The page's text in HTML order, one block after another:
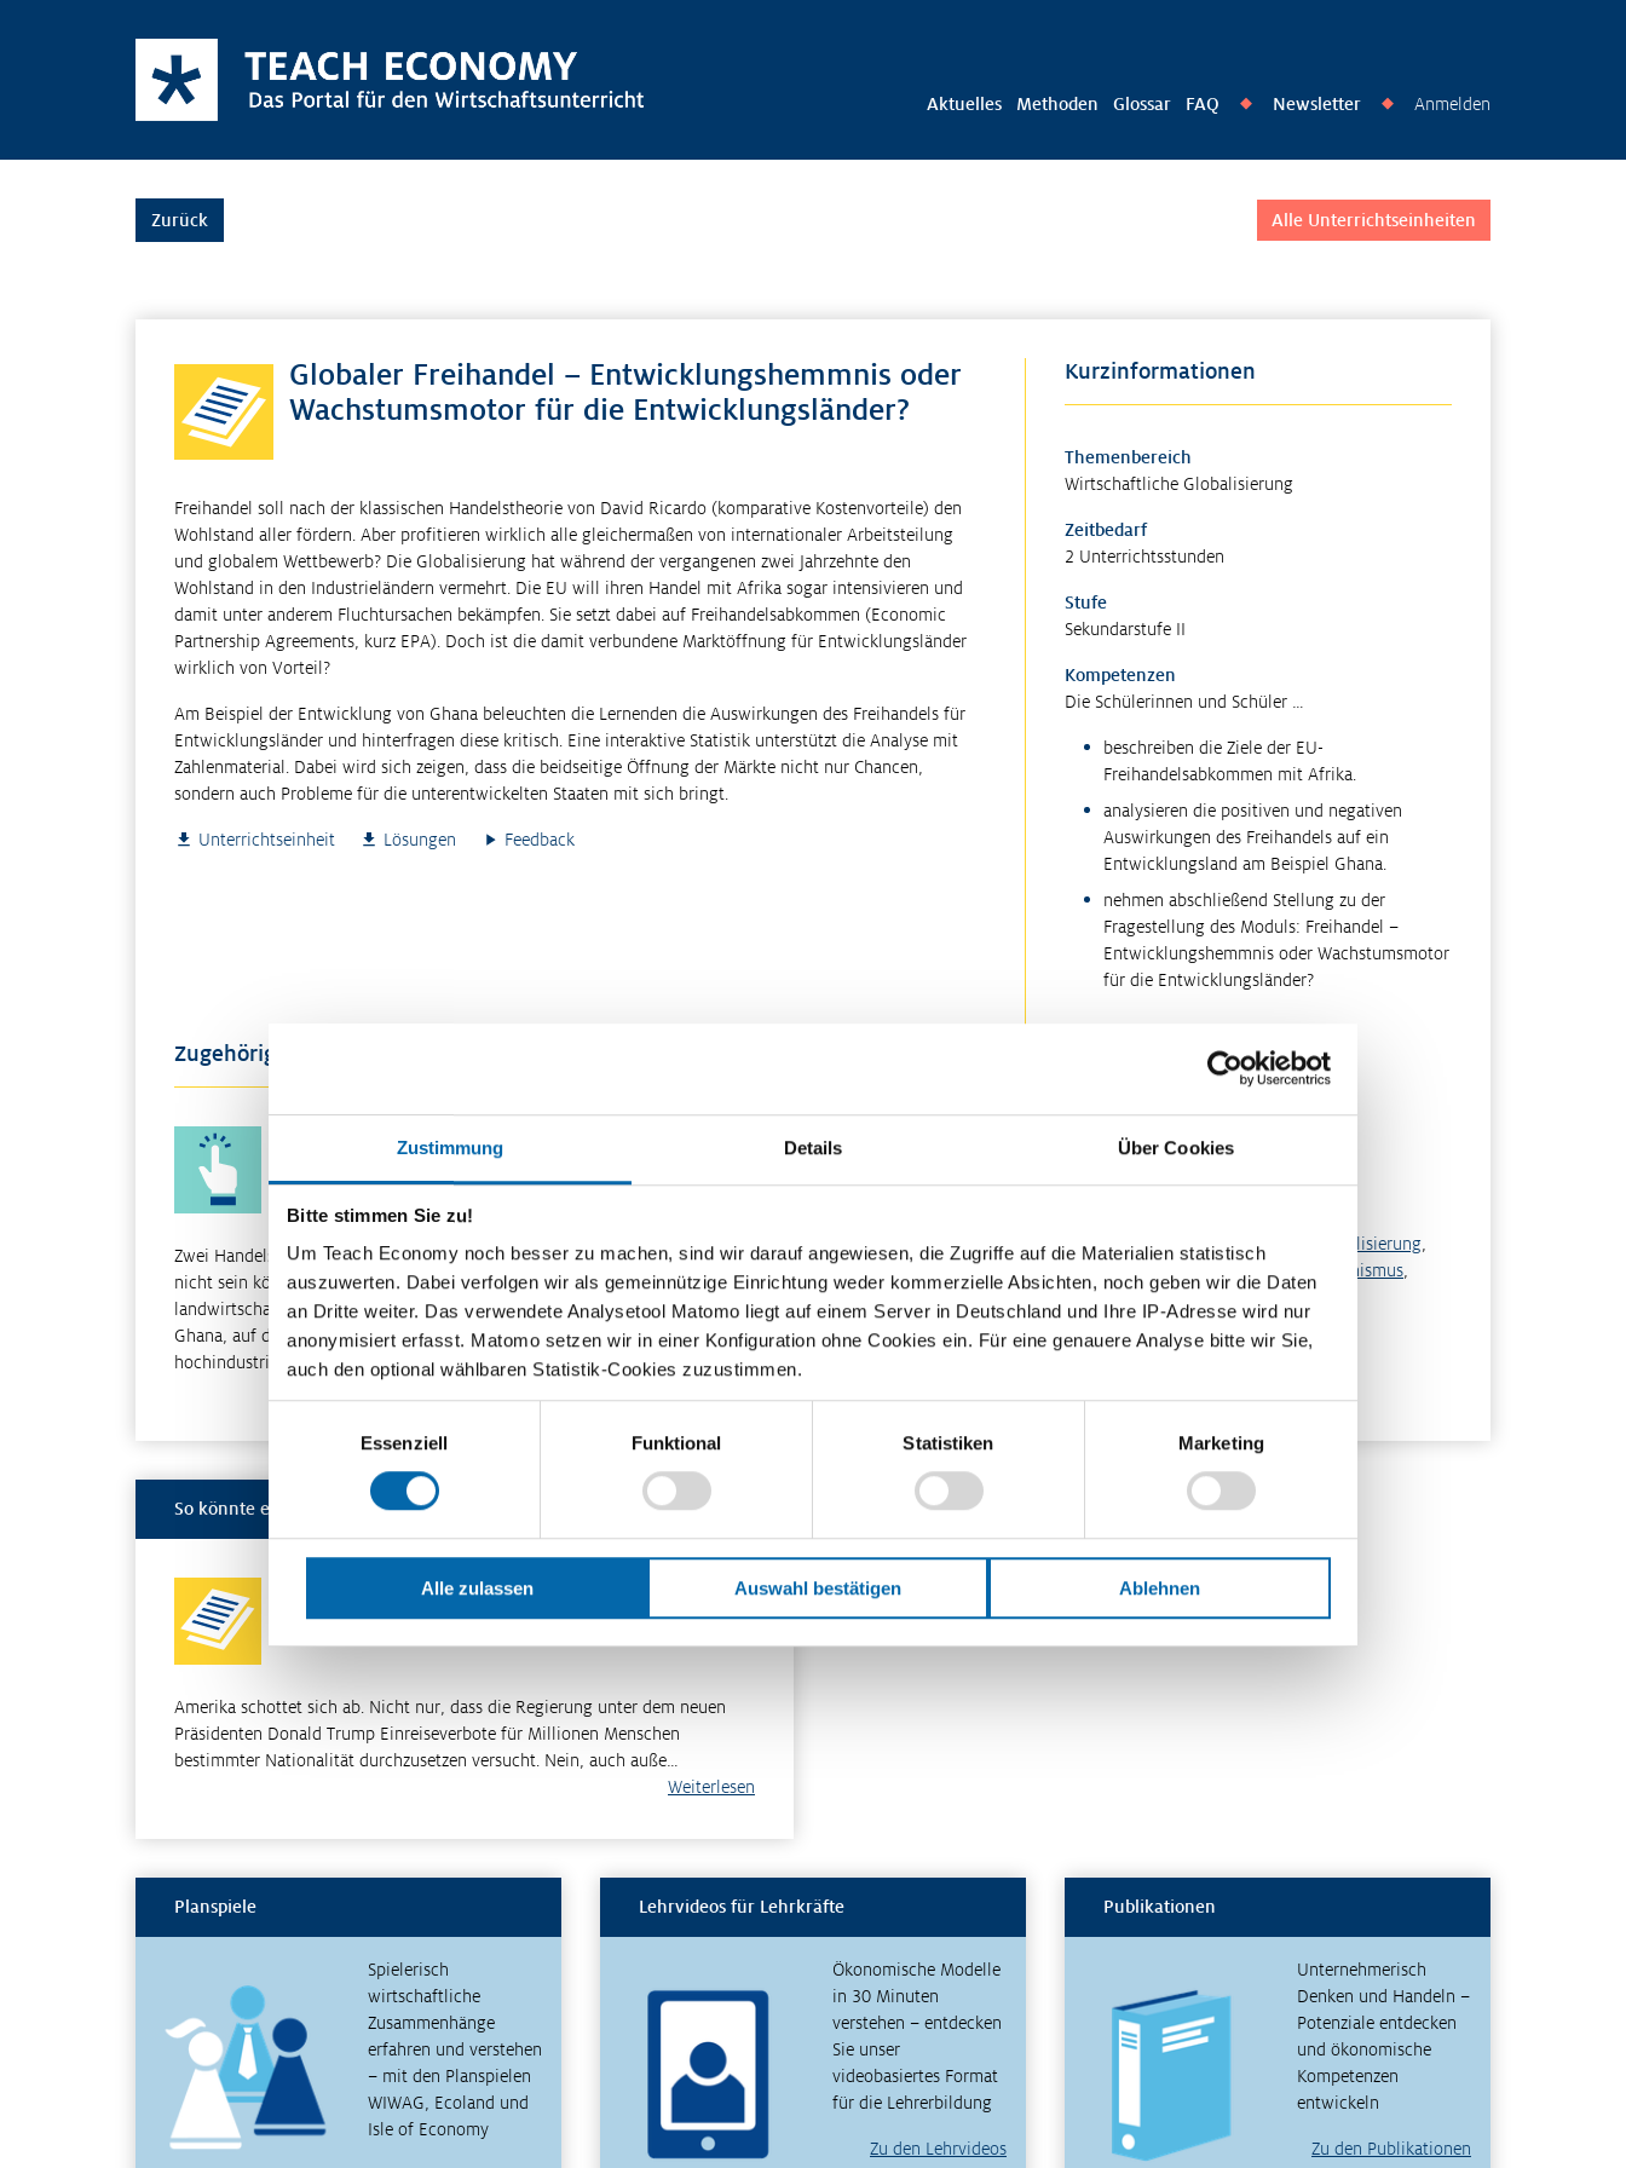
Zustimmung Details Über Cookies
Bitte stimmen Sie zu!
Um Teach Economy noch besser zu machen, sind wir darauf angewiesen, die Zugriffe auf die Materialien statistisch
auszuwerten. Dabei verfolgen wir als gemeinnützige Einrichtung weder kommerzielle Absichten, noch geben wir die Daten
an Dritte weiter. Das verwendete Analysetool Matomo liegt auf einem Server in Deutschland und Ihre IP-Adresse wird nur
anonymisiert erfasst. Matomo setzen wir in einer Konfiguration ohne Cookies ein. Für eine genauere Analyse bitte wir Sie,
auch den optional wählbaren Statistik-Cookies zuzustimmen.
Essenziell
Funktional Statistiken Marketing
Ablehnen
Auswahl bestätigen
Alle zulassen
Aktuelles Methoden Glossar FAQ ◆ Newsletter ◆ Anmelden
Zurück Alle Unterrichtseinheiten
Globaler Freihandel – Entwicklungshemmnis oder
Wachstumsmotor für die Entwicklungsländer?
Freihandel soll nach der klassischen Handelstheorie von David Ricardo (komparative Kostenvorteile) den
Wohlstand aller fördern. Aber profitieren wirklich alle gleichermaßen von internationaler Arbeitsteilung
und globalem Wettbewerb? Die Globalisierung hat während der vergangenen zwei Jahrzehnte den
Wohlstand in den Industrieländern vermehrt. Die EU will ihren Handel mit Afrika sogar intensivieren und
damit unter anderem Fluchtursachen bekämpfen. Sie setzt dabei auf Freihandelsabkommen (Economic
Partnership Agreements, kurz EPA). Doch ist die damit verbundene Marktöffnung für Entwicklungsländer
wirklich von Vorteil?
Am Beispiel der Entwicklung von Ghana beleuchten die Lernenden die Auswirkungen des Freihandels für
Entwicklungsländer und hinterfragen diese kritisch. Eine interaktive Statistik unterstützt die Analyse mit
Zahlenmaterial. Dabei wird sich zeigen, dass die beidseitige Öffnung der Märkte nicht nur Chancen,
sondern auch Probleme für die unterentwickelten Staaten mit sich bringt.
Unterrichtseinheit Lösungen Feedback
Zugehöriges Material
von Deutschland und Ghana
Zwei Handelspartner wie sie unterschiedlicher
nicht sein könnten. Auf der einen Seite das stark
landwirtschaftlich geprägte Entwicklungsland
Ghana, auf der anderen Seite das
hochindustrialisierte Deu…
Mit dem Teach Economy Wirtschaftsquiz können
Sie das Wissen Ihrer Klassen testen. Der Spielanreiz
ist groß. Denn Ihre Schülerinnen und Schüler
sammeln nicht nur Punkte für sich selbst, sondern
treten…
Kurzinformationen
Themenbereich
Wirtschaftliche Globalisierung
Zeitbedarf
2 Unterrichtsstunden
Stufe
Sekundarstufe II
Kompetenzen
Die Schülerinnen und Schüler …
beschreiben die Ziele der EU-
Freihandelsabkommen mit Afrika.
analysieren die positiven und negativen
Auswirkungen des Freihandels auf ein
Entwicklungsland am Beispiel Ghana.
nehmen abschließend Stellung zu der
Fragestellung des Moduls: Freihandel –
Entwicklungshemmnis oder Wachstumsmotor
für die Entwicklungsländer?
Format
Entwicklungsländer, Freihandel Globalisierung
Protektionismus
Terms of Trade
Erscheinungsjahr
So könnte es weitergehen
Welthandel: Freihandel oder besser doch Protektionismus
Amerika schottet sich ab. Nicht nur, dass die Regierung unter dem neuen
Präsidenten Donald Trump Einreiseverbote für Millionen Menschen
bestimmter Nationalität durchzusetzen versucht. Nein, auch auße…
Weiterlesen
Planspiele
Spielerisch
wirtschaftliche
Zusammenhänge
erfahren und verstehen
– mit den Planspielen
WIWAG, Ecoland und
Isle of Economy
Lehrvideos für Lehrkräfte
Ökonomische Modelle
in 30 Minuten
verstehen – entdecken
Sie unser
videobasiertes Format
für die Lehrerbildung
Zu den Lehrvideos
Publikationen
Unternehmerisch
Denken und Handeln –
Potenziale entdecken
und ökonomische
Kompetenzen
entwickeln
Zu den Publikationen